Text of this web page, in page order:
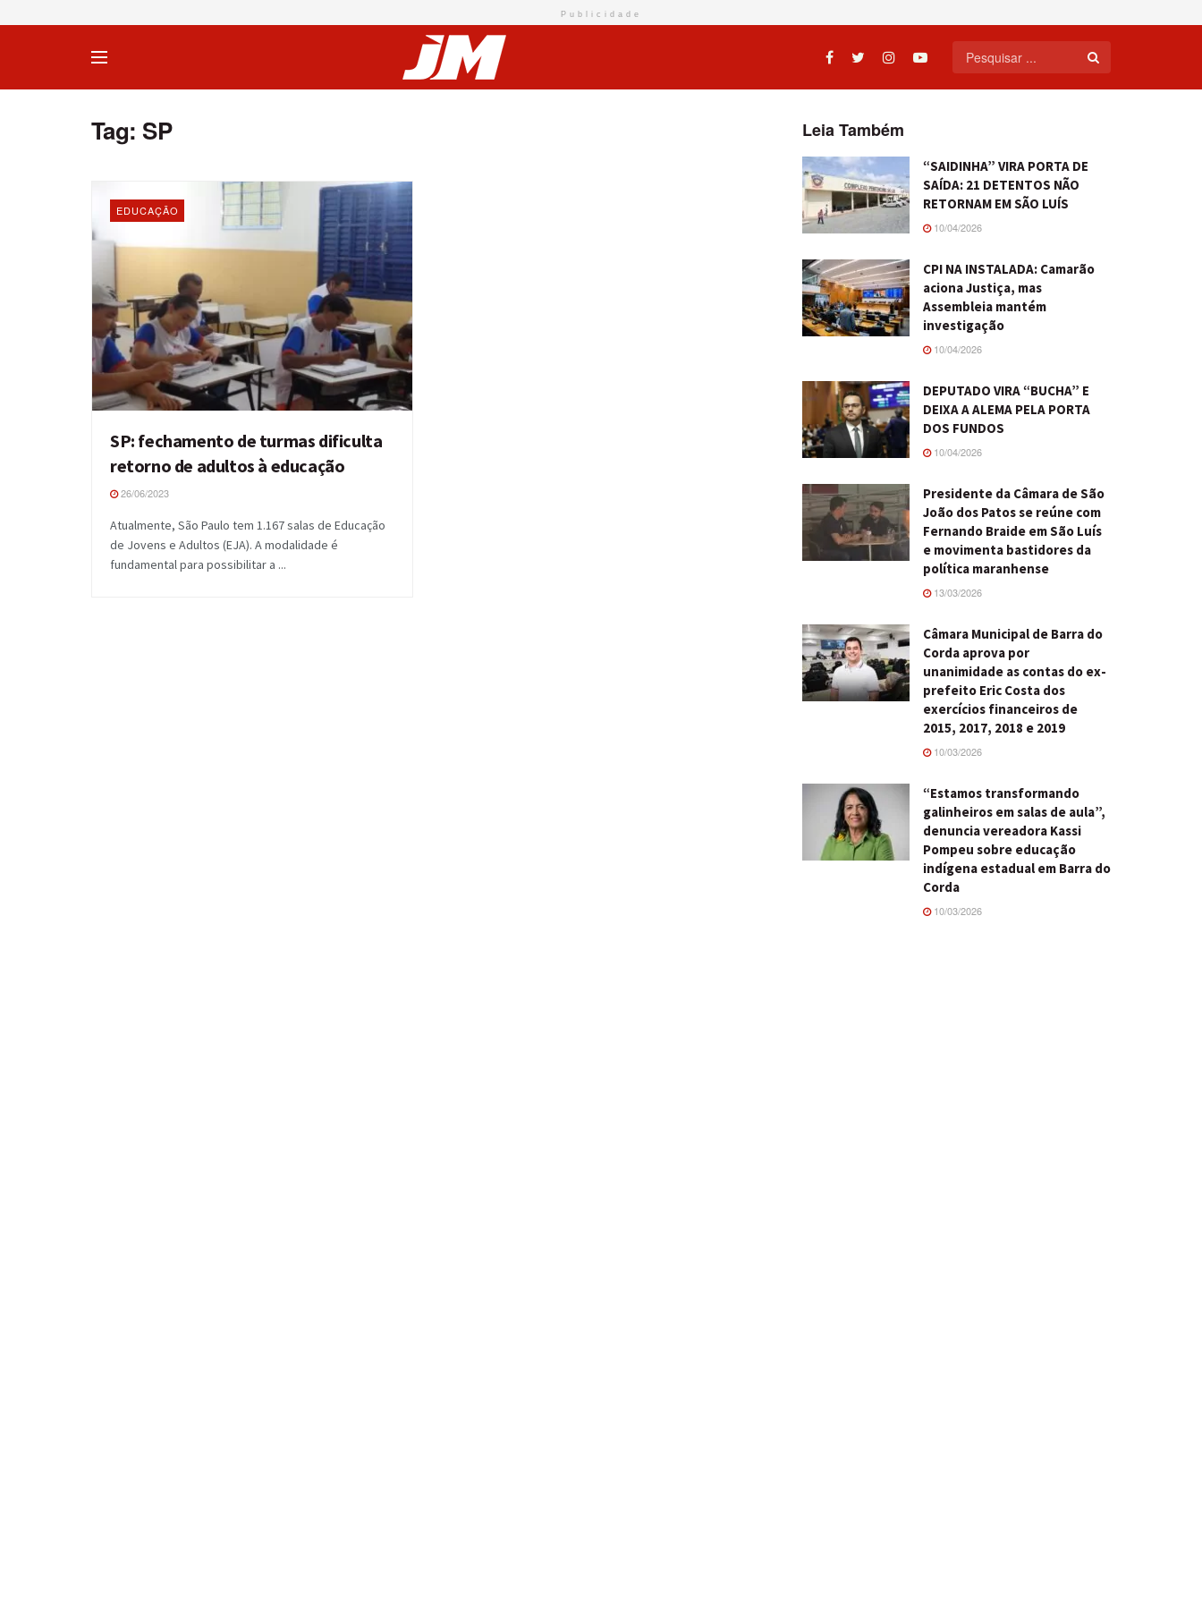
Publicidade
Tag: SP
EDUCAÇÃO
SP: fechamento de turmas dificulta
retorno de adultos à educação
26/06/2023
Atualmente, São Paulo tem 1.167 salas de Educação
de Jovens e Adultos (EJA). A modalidade é
fundamental para possibilitar a ...
Leia Também
“SAIDINHA” VIRA PORTA DE
SAÍDA: 21 DETENTOS NÃO
RETORNAM EM SÃO LUÍS
10/04/2026
CPI NA INSTALADA: Camarão
aciona Justiça, mas
Assembleia mantém
investigação
10/04/2026
DEPUTADO VIRA “BUCHA” E
DEIXA A ALEMA PELA PORTA
DOS FUNDOS
10/04/2026
Presidente da Câmara de São
João dos Patos se reúne com
Fernando Braide em São Luís
e movimenta bastidores da
política maranhense
13/03/2026
Câmara Municipal de Barra do
Corda aprova por
unanimidade as contas do ex-
prefeito Eric Costa dos
exercícios financeiros de
2015, 2017, 2018 e 2019
10/03/2026
“Estamos transformando
galinheiros em salas de aula”,
denuncia vereadora Kassi
Pompeu sobre educação
indígena estadual em Barra do
Corda
10/03/2026